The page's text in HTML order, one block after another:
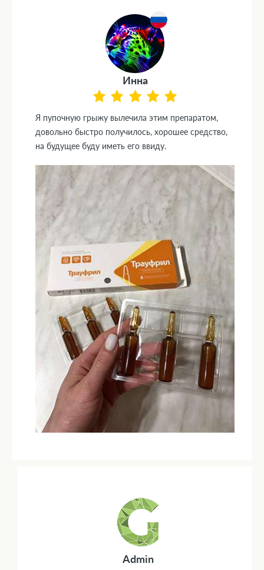
Инна
Я пупочную грыжу вылечила этим препаратом,
довольно быстро получилось, хорошее средство,
на будущее буду иметь его ввиду.
Admin